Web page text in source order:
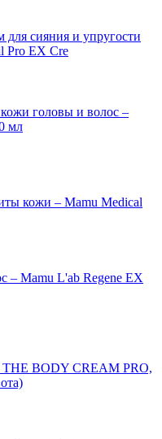
сияния и упругости
Pro EX Cre
головы и волос –
мл
кожи – Mamu Medical
– Mamu L'ab Regene EX
THE BODY CREAM PRO,